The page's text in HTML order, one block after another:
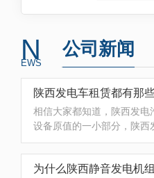
电机和发动机技术而精心
N
EWS
公司新闻
陕西发电车租赁都有那
相信大家都知道，陕西发
设备原值的一小部分，陕西
资金的设备使用权，相当
金创造经济效益。1.灵活的
的增长，大多数业主是政